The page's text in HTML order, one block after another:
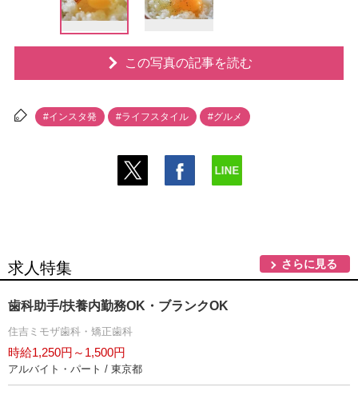
この写真の記事を読む
#インスタ発 #ライフスタイル #グルメ
求人特集 さらに見る
歯科助手/扶養内勤務OK・ブランクOK
住吉ミモザ歯科・矯正歯科
時給1,250円～1,500円
アルバイト・パート / 東京都